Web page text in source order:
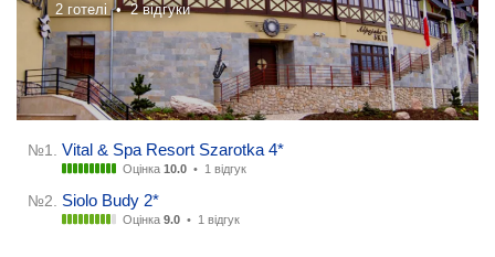
2 готелі •2 відгуки
№1. Vital & Spa Resort Szarotka 4*
Оцінка 10.0 • 1 відгук
№2. Siolo Budy 2*
Оцінка 9.0 • 1 відгук